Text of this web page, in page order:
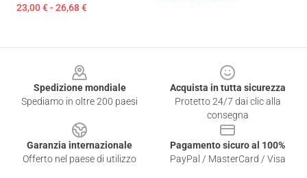
23,00 € - 26,68 €
Spedizione mondiale
Spediamo in oltre 200 paesi
Acquista in tutta sicurezza
Protetto 24/7 dai clic alla
consegna
Garanzia internazionale
Offerto nel paese di utilizzo
Pagamento sicuro al 100%
PayPal / MasterCard / Visa